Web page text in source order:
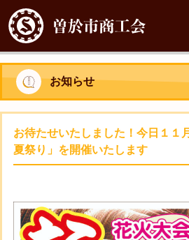
お知らせ
お待たせいたしました！今日１
夏祭り」を開催いたします